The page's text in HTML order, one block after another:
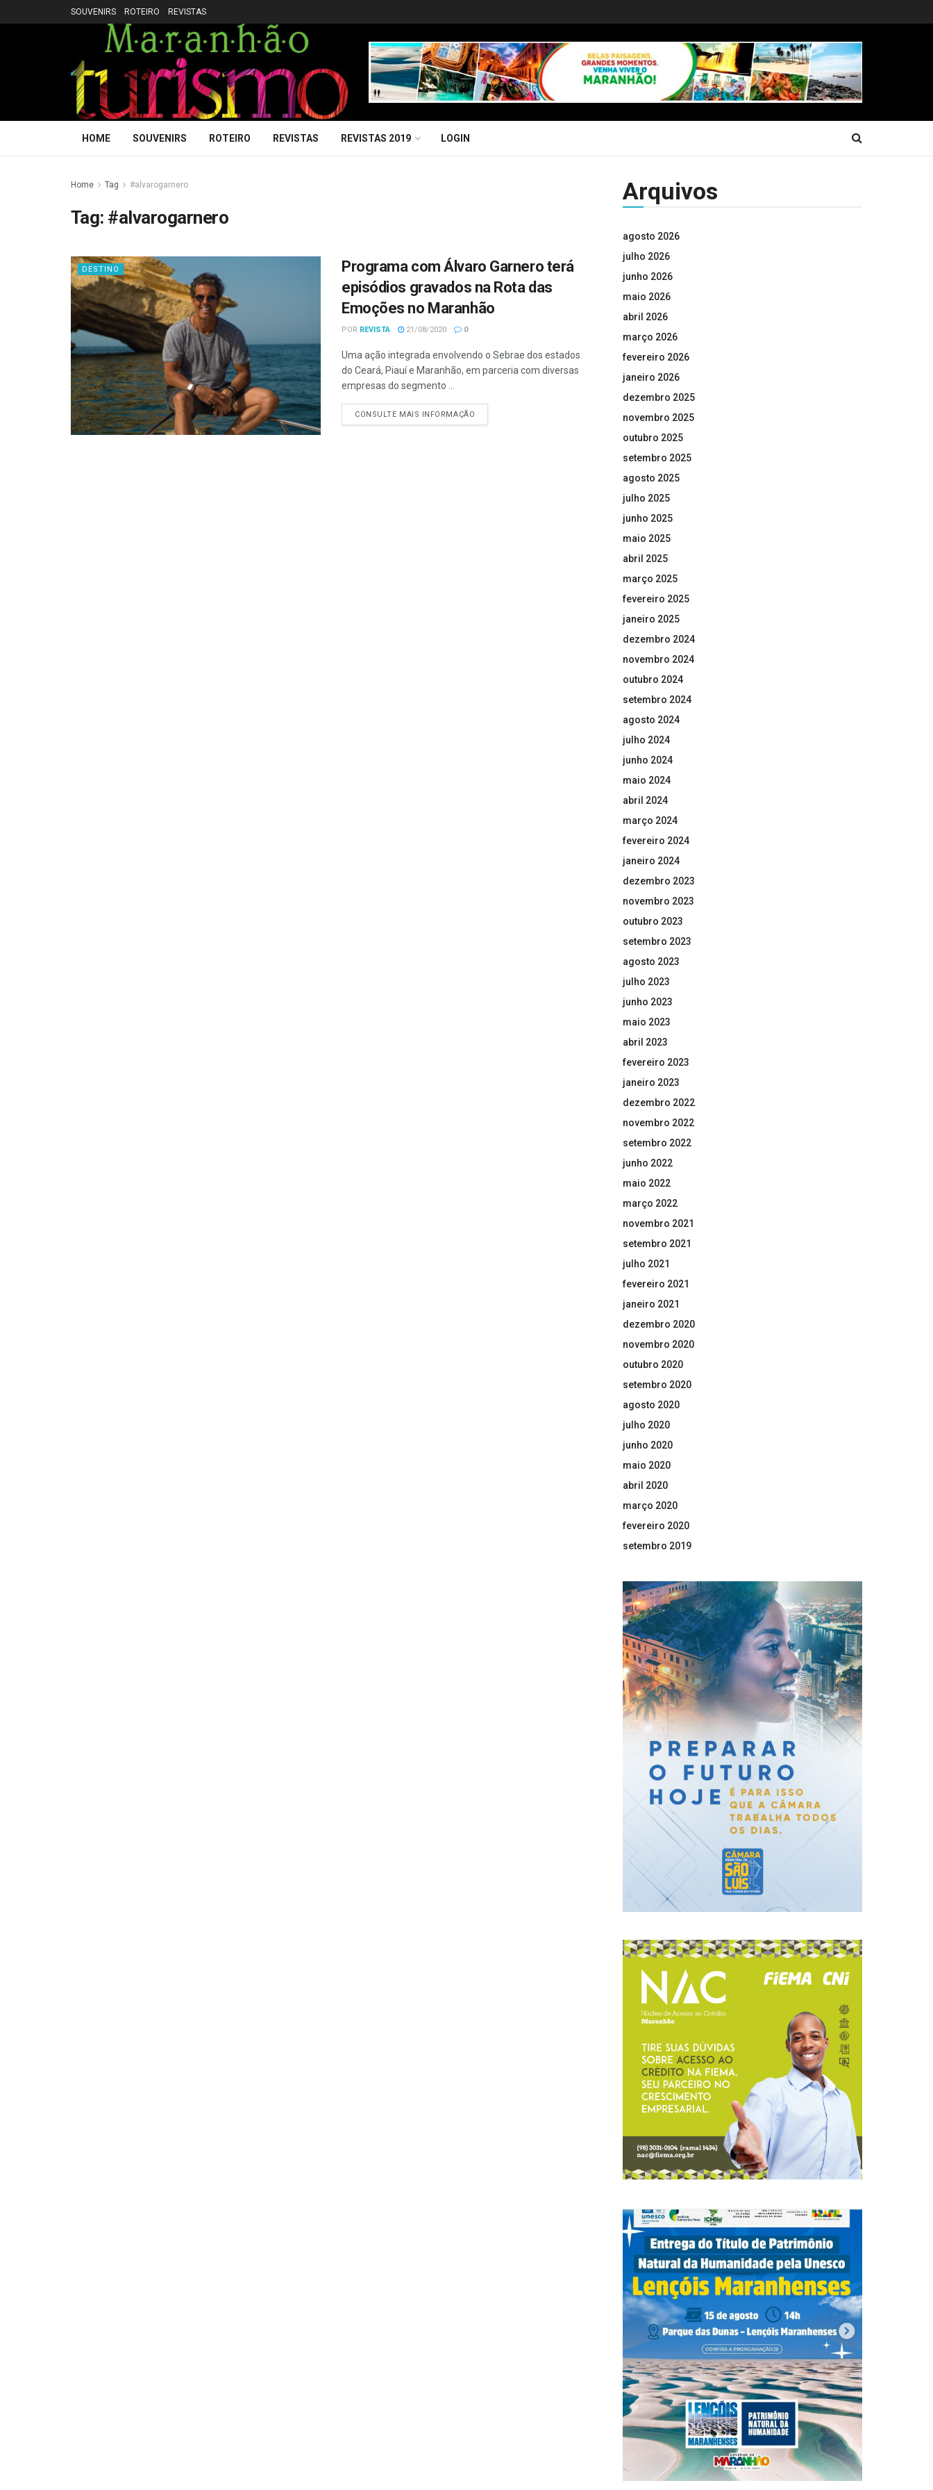
SOUVENIRS ROTEIRO REVISTAS
HOME SOUVENIRS ROTEIRO REVISTAS REVISTAS 2019 LOGIN
Home Tag #alvarogarnero
Tag: #alvarogarnero
DESTINO
Programa com Álvaro Garnero terá
episódios gravados na Rota das
Emoções no Maranhão
POR REVISTA 21/08/2020 0
Uma ação integrada envolvendo o Sebrae dos estados
do Ceará, Piauí e Maranhão, em parceria com diversas
empresas do segmento ...
CONSULTE MAIS INFORMAÇÃO
Arquivos
agosto 2026
julho 2026
junho 2026
maio 2026
abril 2026
março 2026
fevereiro 2026
janeiro 2026
dezembro 2025
novembro 2025
outubro 2025
setembro 2025
agosto 2025
julho 2025
junho 2025
maio 2025
abril 2025
março 2025
fevereiro 2025
janeiro 2025
dezembro 2024
novembro 2024
outubro 2024
setembro 2024
agosto 2024
julho 2024
junho 2024
maio 2024
abril 2024
março 2024
fevereiro 2024
janeiro 2024
dezembro 2023
novembro 2023
outubro 2023
setembro 2023
agosto 2023
julho 2023
junho 2023
maio 2023
abril 2023
fevereiro 2023
janeiro 2023
dezembro 2022
novembro 2022
setembro 2022
junho 2022
maio 2022
março 2022
novembro 2021
setembro 2021
julho 2021
fevereiro 2021
janeiro 2021
dezembro 2020
novembro 2020
outubro 2020
setembro 2020
agosto 2020
julho 2020
junho 2020
maio 2020
abril 2020
março 2020
fevereiro 2020
setembro 2019